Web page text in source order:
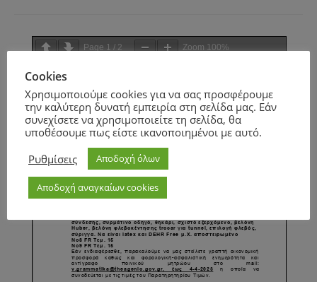
Page 1 / 2 Zoom 100%
Cookies
Χρησιμοποιούμε cookies για να σας προσφέρουμε
την καλύτερη δυνατή εμπειρία στη σελίδα μας. Εάν
συνεχίσετε να χρησιμοποιείτε τη σελίδα, θα
υποθέσουμε πως είστε ικανοποιημένοι με αυτό.
Ρυθμίσεις
Αποδοχή όλων
Αποδοχή αναγκαίων cookies